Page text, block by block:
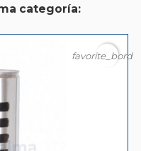
categoría: